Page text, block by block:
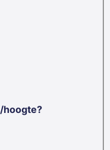
hoogte?